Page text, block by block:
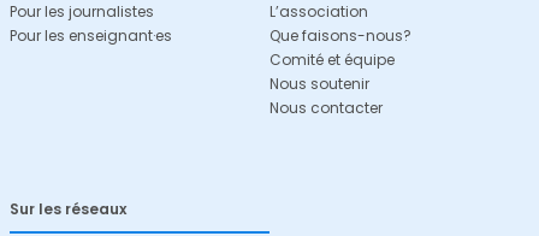
Pour les journalistes
Pour les enseignant·es
L’association
Que faisons-nous?
Comité et équipe
Nous soutenir
Nous contacter
Sur les réseaux